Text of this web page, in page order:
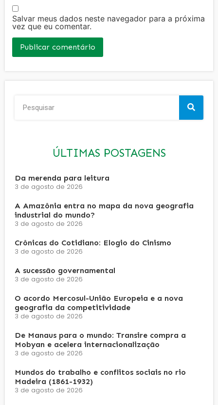
Salvar meus dados neste navegador para a próxima
vez que eu comentar.
ÚLTIMAS POSTAGENS
Da merenda para leitura
3 de agosto de 2026
A Amazônia entra no mapa da nova geografia
industrial do mundo?
3 de agosto de 2026
Crônicas do Cotidiano: Elogio do Cinismo
3 de agosto de 2026
A sucessão governamental
3 de agosto de 2026
O acordo Mercosul-União Europeia e a nova
geografia da competitividade
3 de agosto de 2026
De Manaus para o mundo: Transire compra a
Mobyan e acelera internacionalização
3 de agosto de 2026
Mundos do trabalho e conflitos sociais no rio
Madeira (1861-1932)
3 de agosto de 2026